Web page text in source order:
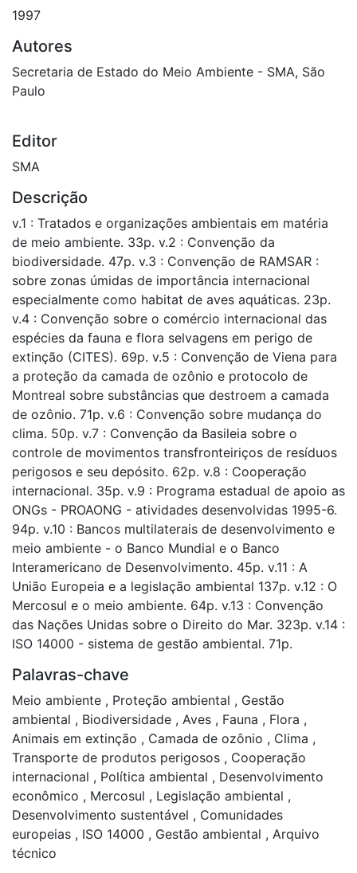
1997
Autores
Secretaria de Estado do Meio Ambiente - SMA, São
Paulo
Editor
SMA
Descrição
v.1 : Tratados e organizações ambientais em matéria
de meio ambiente. 33p. v.2 : Convenção da
biodiversidade. 47p. v.3 : Convenção de RAMSAR :
sobre zonas úmidas de importância internacional
especialmente como habitat de aves aquáticas. 23p.
v.4 : Convenção sobre o comércio internacional das
espécies da fauna e flora selvagens em perigo de
extinção (CITES). 69p. v.5 : Convenção de Viena para
a proteção da camada de ozônio e protocolo de
Montreal sobre substâncias que destroem a camada
de ozônio. 71p. v.6 : Convenção sobre mudança do
clima. 50p. v.7 : Convenção da Basileia sobre o
controle de movimentos transfronteiriços de resíduos
perigosos e seu depósito. 62p. v.8 : Cooperação
internacional. 35p. v.9 : Programa estadual de apoio as
ONGs - PROAONG - atividades desenvolvidas 1995-6.
94p. v.10 : Bancos multilaterais de desenvolvimento e
meio ambiente - o Banco Mundial e o Banco
Interamericano de Desenvolvimento. 45p. v.11 : A
União Europeia e a legislação ambiental 137p. v.12 : O
Mercosul e o meio ambiente. 64p. v.13 : Convenção
das Nações Unidas sobre o Direito do Mar. 323p. v.14 :
ISO 14000 - sistema de gestão ambiental. 71p.
Palavras-chave
Meio ambiente , Proteção ambiental , Gestão
ambiental , Biodiversidade , Aves , Fauna , Flora ,
Animais em extinção , Camada de ozônio , Clima ,
Transporte de produtos perigosos , Cooperação
internacional , Política ambiental , Desenvolvimento
econômico , Mercosul , Legislação ambiental ,
Desenvolvimento sustentável , Comunidades
europeias , ISO 14000 , Gestão ambiental , Arquivo
técnico